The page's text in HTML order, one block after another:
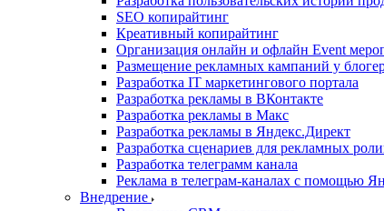
SEO копирайтинг
Креативный копирайтинг
Организация онлайн и офлайн Event
Размещение рекламных кампаний у
Разработка IT маркетингового портала
Разработка рекламы в ВКонтакте
Разработка рекламы в Макс
Разработка рекламы в Яндекс.Директ
Разработка сценариев для рекламных
Разработка телеграмм канала
Реклама в телеграм-каналах с помощью
Внедрение